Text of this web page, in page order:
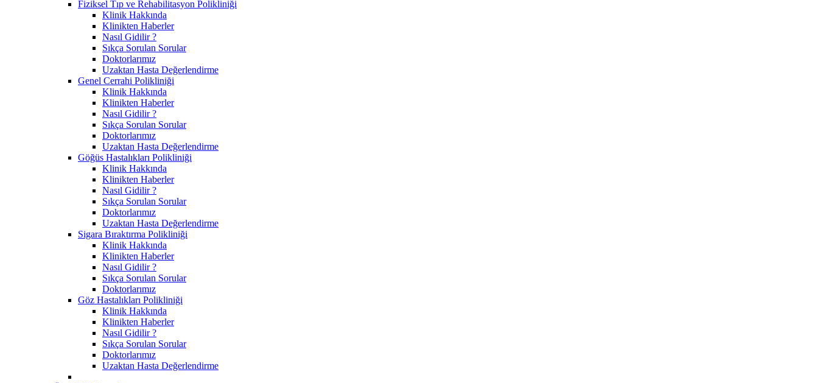
Fiziksel Tıp ve Rehabilitasyon Polikliniği
Klinik Hakkında
Klinikten Haberler
Nasıl Gidilir ?
Sıkça Sorulan Sorular
Doktorlarımız
Uzaktan Hasta Değerlendirme
Genel Cerrahi Polikliniği
Klinik Hakkında
Klinikten Haberler
Nasıl Gidilir ?
Sıkça Sorulan Sorular
Doktorlarımız
Uzaktan Hasta Değerlendirme
Göğüs Hastalıkları Polikliniği
Klinik Hakkında
Klinikten Haberler
Nasıl Gidilir ?
Sıkça Sorulan Sorular
Doktorlarımız
Uzaktan Hasta Değerlendirme
Sigara Bıraktırma Polikliniği
Klinik Hakkında
Klinikten Haberler
Nasıl Gidilir ?
Sıkça Sorulan Sorular
Doktorlarımız
Göz Hastalıkları Polikliniği
Klinik Hakkında
Klinikten Haberler
Nasıl Gidilir ?
Sıkça Sorulan Sorular
Doktorlarımız
Uzaktan Hasta Değerlendirme